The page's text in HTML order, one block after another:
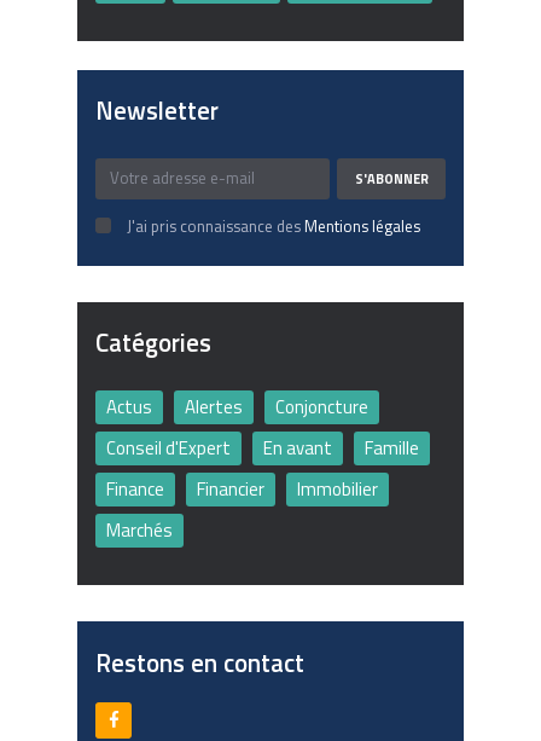
Newsletter
J'ai pris connaissance des Mentions légales
Catégories
Actus Alertes
Conjoncture
Conseil d'Expert
En avant
Famille
Finance
Financier
Immobilier
Marchés
Restons en contact